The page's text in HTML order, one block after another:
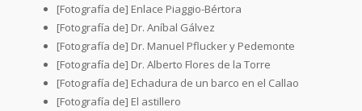
[Fotografía de] Enlace Piaggio-Bértora
[Fotografía de] Dr. Aníbal Gálvez
[Fotografía de] Dr. Manuel Pflucker y Pedemonte
[Fotografía de] Dr. Alberto Flores de la Torre
[Fotografía de] Echadura de un barco en el Callao
[Fotografía de] El astillero